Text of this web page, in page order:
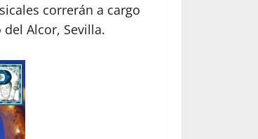
correrán a cargo
Alcor, Sevilla.